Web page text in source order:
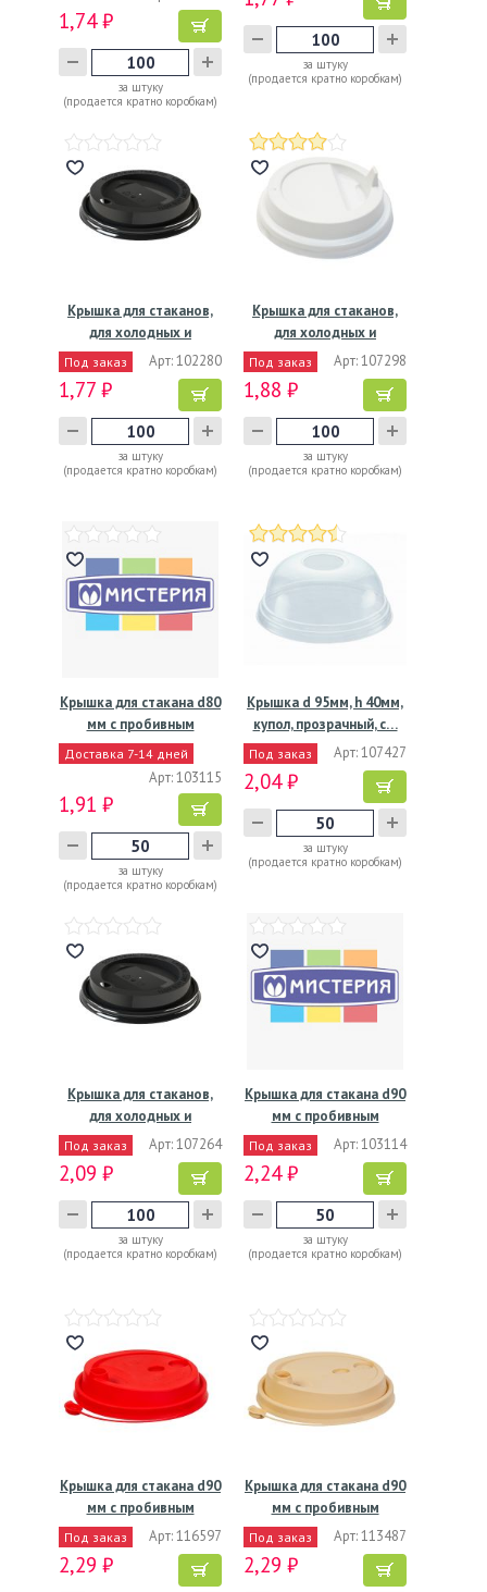
1,74 ₽
за штуку
(продается кратно коробкам)
за штуку
(продается кратно коробкам)
Крышка для стаканов,
для холодных и
горячих…
Под заказ Арт: 102280
1,77 ₽
за штуку
(продается кратно коробкам)
Крышка для стаканов,
для холодных и
горячих…
Под заказ Арт: 107298
1,88 ₽
за штуку
(продается кратно коробкам)
Крышка для стакана d80
мм с пробивным
слотом…
Доставка 7-14 дней
Арт: 103115
1,91 ₽
за штуку
(продается кратно коробкам)
Крышка d 95мм, h 40мм,
купол, прозрачный, с…
Под заказ Арт: 107427
2,04 ₽
за штуку
(продается кратно коробкам)
Крышка для стаканов,
для холодных и
горячих…
Под заказ Арт: 107264
2,09 ₽
за штуку
(продается кратно коробкам)
Крышка для стакана d90
мм с пробивным
слотом…
Под заказ Арт: 103114
2,24 ₽
за штуку
(продается кратно коробкам)
Крышка для стакана d90
мм с пробивным
слотом…
Под заказ Арт: 116597
2,29 ₽
Крышка для стакана d90
мм с пробивным
слотом…
Под заказ Арт: 113487
2,29 ₽